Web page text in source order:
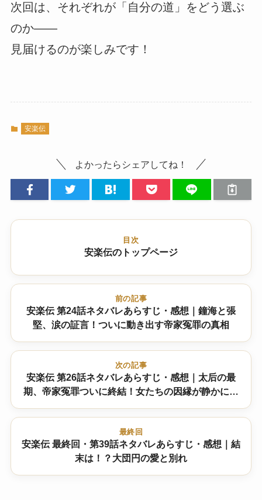
次回は、それぞれが「自分の道」をどう選ぶ
のか――
見届けるのが楽しみです！
安楽伝
よかったらシェアしてね！
目次
安楽伝のトップページ
前の記事
安楽伝 第24話ネタバレあらすじ・感想｜鐘海と張
堅、涙の証言！ついに動き出す帝家冤罪の真相
次の記事
安楽伝 第26話ネタバレあらすじ・感想｜太后の最
期、帝家冤罪ついに終結！女たちの因縁が静かに閉
最終回
安楽伝 最終回・第39話ネタバレあらすじ・感想｜結
末は！？大団円の愛と別れ